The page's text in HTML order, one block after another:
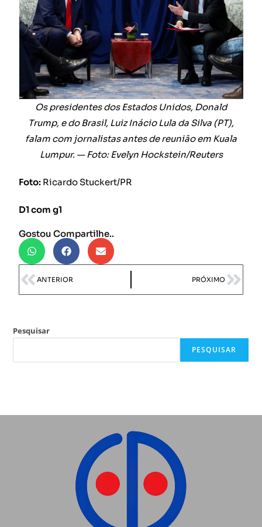
Os presidentes dos Estados Unidos, Donald
Trump, e do Brasil, Luiz Inácio Lula da Silva (PT),
falam com jornalistas antes de reunião em Kuala
Lumpur. — Foto: Evelyn Hockstein/Reuters
Foto: Ricardo Stuckert/PR
D1 com g1
Gostou Compartilhe..
ANTERIOR PRÓXIMO
Pesquisar
PESQUISAR